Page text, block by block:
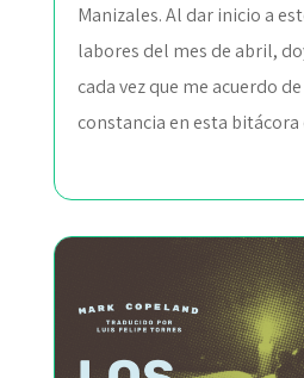
Manizales. Al dar inicio a
labores del mes de abril,
cada vez que me acuerdo
constancia en esta